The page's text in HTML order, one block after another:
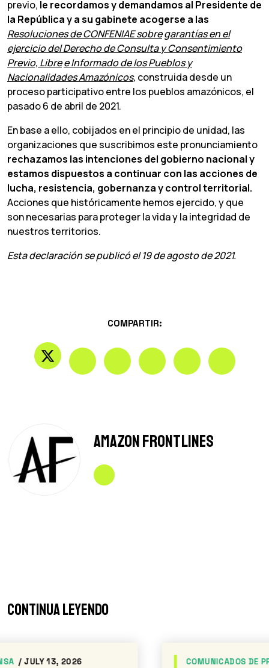
previo, le recordamos y demandamos al Presidente de
la Repúblicayasu gabinete acogerse a las
ResolucionesdeCONFENIAEsobregarantíasenel
ejerciciodelDerechodeConsulta yConsentimiento
Previo, Libree Informado de los Pueblos y
Nacionalidades Amazónicos, construida desde un
proceso participativo entre los pueblos amazónicos, el
pasado 6 de abril de 2021.
En base a ello, cobijados en el principio de unidad, las
organizaciones que suscribimos este pronunciamiento
rechazamos las intenciones del gobierno nacional y
estamos dispuestos a continuar con las acciones de
lucha, resistencia, gobernanza y control territorial.
Acciones que históricamente hemos ejercido, y que
son necesarias para proteger la vida y la integridad de
nuestros territorios.
Esta declaración se publicó el 19 de agosto de 2021.
COMPARTIR:
Amazon Frontlines
Continua leyendo
COMUNICADOS DE PRENSA / JUNE 24, 2026